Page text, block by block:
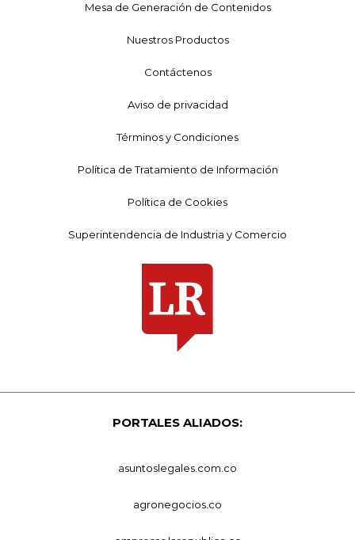
Mesa de Generación de Contenidos
Nuestros Productos
Contáctenos
Aviso de privacidad
Términos y Condiciones
Política de Tratamiento de Información
Política de Cookies
Superintendencia de Industria y Comercio
PORTALES ALIADOS:
asuntoslegales.com.co
agronegocios.co